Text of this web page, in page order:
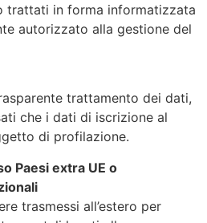
trattati in forma informatizzata
autorizzato alla gestione del
trattamento dei dati,
che i dati di iscrizione al
di profilazione.
Paesi extra UE o
trasmessi all’estero per